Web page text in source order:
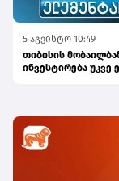
5 აგვისტო 10:49
თიბისის
ინვესტირება